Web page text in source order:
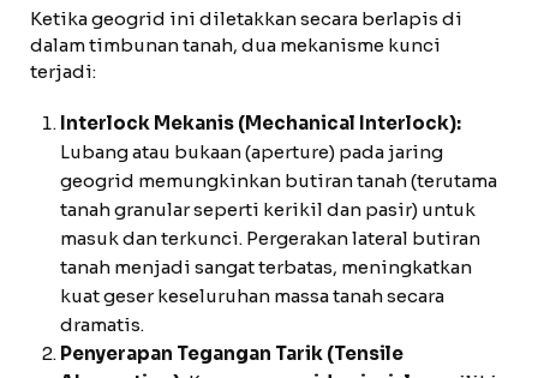
Ketika geogrid ini diletakkan secara berlapis di
dalam timbunan tanah, dua mekanisme kunci
terjadi:
Interlock Mekanis (Mechanical Interlock):
Lubang atau bukaan (aperture) pada jaring
geogrid memungkinkan butiran tanah (terutama
tanah granular seperti kerikil dan pasir) untuk
masuk dan terkunci. Pergerakan lateral butiran
tanah menjadi sangat terbatas, meningkatkan
kuat geser keseluruhan massa tanah secara
dramatis.
Penyerapan Tegangan Tarik (Tensile